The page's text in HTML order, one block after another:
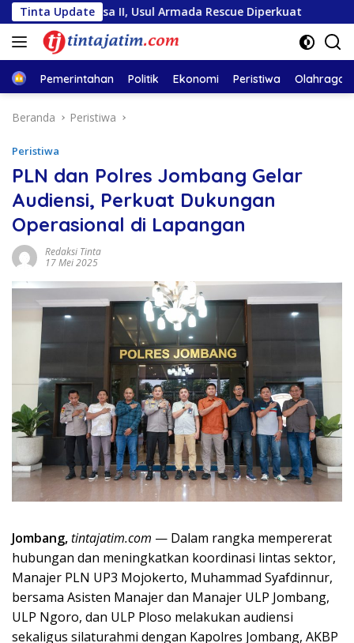
Langsung
ke
konten
Tinta Update
II, Usul Armada Rescue Diperkuat Sambut
HomePemerintahan Politik Ekonomi Peristiwa Olahraga
Beranda Peristiwa
Peristiwa
PLN dan Polres Jombang Gelar
Audiensi, Perkuat Dukungan
Operasional di Lapangan
Redaksi Tinta
17 Mei 2025
Jombang,tintajatim.com — Dalam rangka mempererat
hubungan dan meningkatkan koordinasi lintas sektor,
Manajer PLN UP3 Mojokerto, Muhammad Syafdinnur,
bersama Asisten Manajer dan Manajer ULP Jombang,
ULP Ngoro, dan ULP Ploso melakukan audiensi
sekaligus silaturahmi dengan Kapolres Jombang, AKBP